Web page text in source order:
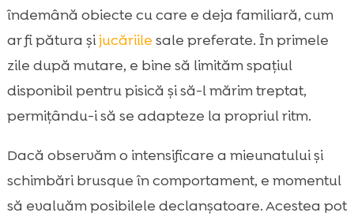
îndemână obiecte cu care e deja familiară, cum
ar fi pătura șijucăriile sale preferate. În primele
zile după mutare, e bine să limităm spațiul
disponibil pentru pisică și să-l mărim treptat,
permițându-i să se adapteze la propriul ritm.
Dacă observăm o intensificare a mieunatului și
schimbări brusque în comportament, e momentul
să evaluăm posibilele declanșatoare. Acestea pot